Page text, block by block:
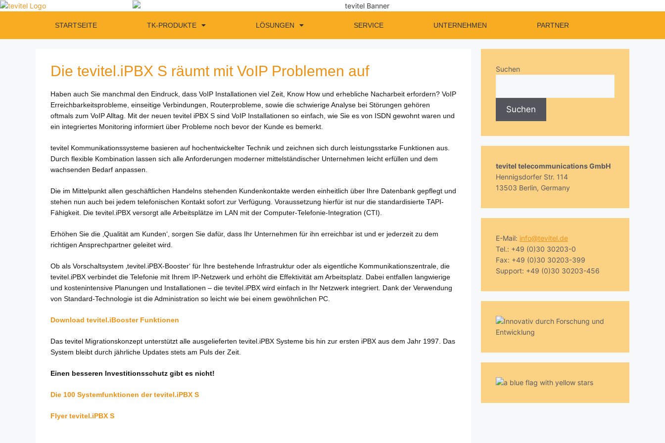
STARTSEITE TK-PRODUKTE LÖSUNGEN SERVICE UNTERNEHMEN PARTNER
Die tevitel.iPBX S räumt mit VoIP Problemen auf
Haben auch Sie manchmal den Eindruck, dass VoIP Installationen viel Zeit, Know How und erhebliche Nacharbeit erfordern? VoIP
Erreichbarkeitsprobleme, einseitige Verbindungen, Routerprobleme, sowie die schwierige Analyse bei Störungen gehören
oftmals zum VoIP Alltag. Mit der neuen tevitel iPBX S sind VoIP Installationen so einfach, wie Sie es von ISDN gewohnt waren und
ein integriertes Monitoring informiert über Probleme noch bevor der Kunde es bemerkt.
tevitel Kommunikationssysteme basieren auf hochentwickelter Technik und zeichnen sich durch leistungsstarke Funktionen aus.
Durch flexible Kombination lassen sich alle Anforderungen moderner mittelständischer Unternehmen leicht erfüllen und dem
wachsenden Bedarf anpassen.
Die im Mittelpunkt allen geschäftlichen Handelns stehenden Kundenkontakte werden einheitlich über Ihre Datenbank gepflegt und
stehen nun auch bei jedem telefonischen Kontakt sofort zur Verfügung. Voraussetzung hierfür ist nur die standardisierte TAPI-
Fähigkeit. Die tevitel.iPBX versorgt alle Arbeitsplätze im LAN mit der Computer-Telefonie-Integration (CTI).
Erhöhen Sie die ‚Qualität am Kunden‘, sorgen Sie dafür, dass Ihr Unternehmen für ihn erreichbar ist und er jederzeit zu dem
richtigen Ansprechpartner geleitet wird.
Ob als Vorschaltsystem ‚tevitel.iPBX-Booster‘ für Ihre bestehende Infrastruktur oder als eigentliche Kommunikationszentrale, die
tevitel.iPBX verbindet die Telefonie mit Ihrem IP-Netzwerk und erhöht die Effektivität am Arbeitsplatz. Dabei entfallen langwierige
und kostenintensive Planungen und Installationen – die tevitel.iPBX wird einfach in Ihr Netzwerk integriert. Dank der Verwendung
von Standard-Technologie ist die Administration so leicht wie bei einem gewöhnlichen PC.
Download tevitel.iBooster Funktionen
Das tevitel Migrationskonzept unterstützt alle ausgelieferten tevitel.iPBX Systeme bis hin zur ersten iPBX aus dem Jahr 1997. Das
System bleibt durch jährliche Updates stets am Puls der Zeit.
Einen besseren Investitionsschutz gibt es nicht!
Die 100 Systemfunktionen der tevitel.iPBX S
Flyer tevitel.iPBX S
Suchen
Suchen
tevitel telecommunications GmbH
Hennigsdorfer Str. 114
13503 Berlin, Germany
E-Mail: info@tevitel.de
Tel.: +49 (0)30 30203-0
Fax: +49 (0)30 30203-399
Support: +49 (0)30 30203-456